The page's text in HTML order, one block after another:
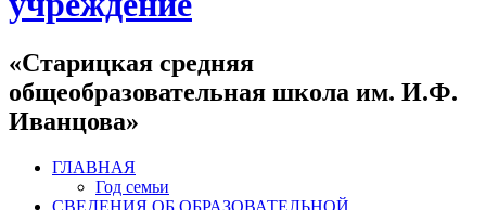
«Старицкая средняя
общеобразовательная школа им. И.Ф.
Иванцова»
ГЛАВНАЯ
Год семьи
СВЕДЕНИЯ ОБ ОБРАЗОВАТЕЛЬНОЙ